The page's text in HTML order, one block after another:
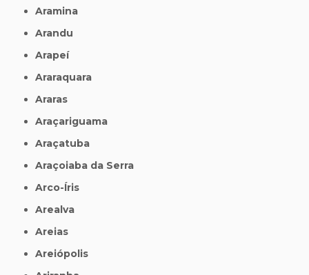
Aramina
Arandu
Arapeí
Araraquara
Araras
Araçariguama
Araçatuba
Araçoiaba da Serra
Arco-Íris
Arealva
Areias
Areiópolis